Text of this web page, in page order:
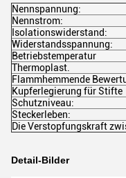
Nennspannung:
Nennstrom:
Isolationswiderstand:
Widerstandsspannung:
Betriebstemperatur
Thermoplast.
Flammhemmende
Kupferlegierung für Stifte
Schutzniveau:
Steckerleben:
Die Verstopfungskraft
Detail-Bilder